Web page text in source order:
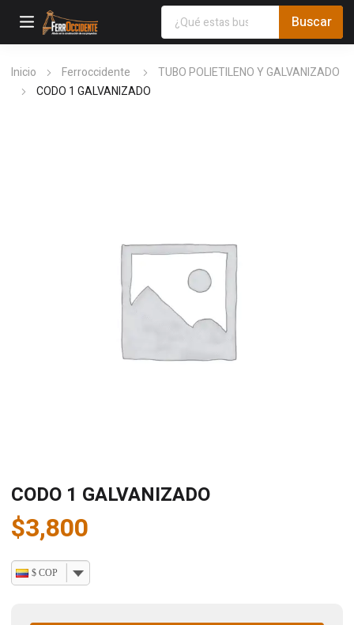
Inicio Ferroccidente
TUBO POLIETILENO Y GALVANIZADO
CODO 1 GALVANIZADO
CODO 1 GALVANIZADO
$3,800
$ COP